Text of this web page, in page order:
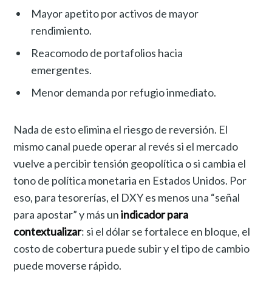
Mayor apetito por activos de mayor
rendimiento.
Reacomodo de portafolios hacia
emergentes.
Menor demanda por refugio inmediato.
Nada de esto elimina el riesgo de reversión. El
mismo canal puede operar al revés si el mercado
vuelve a percibir tensión geopolítica o si cambia el
tono de política monetaria en Estados Unidos. Por
eso, para tesorerías, el DXY es menos una “señal
para apostar” y más unindicador para
contextualizar: si el dólar se fortalece en bloque, el
costo de cobertura puede subir y el tipo de cambio
puede moverse rápido.